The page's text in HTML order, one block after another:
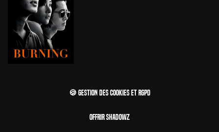
🍪 Gestion des cookies et RGPD
Offrir Shadowz